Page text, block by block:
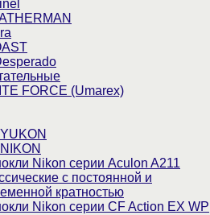
FORCE (Umarex)
Nikon серии Aculon A211
с постоянной и
кратностью
Nikon серии СF Action EX WP